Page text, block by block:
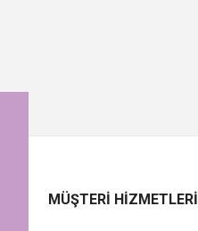
MÜŞTERI HIZMETLERI